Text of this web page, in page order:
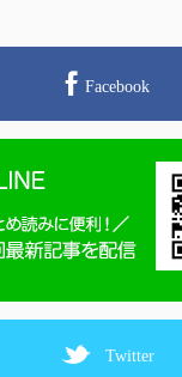
Facebook
Twitter